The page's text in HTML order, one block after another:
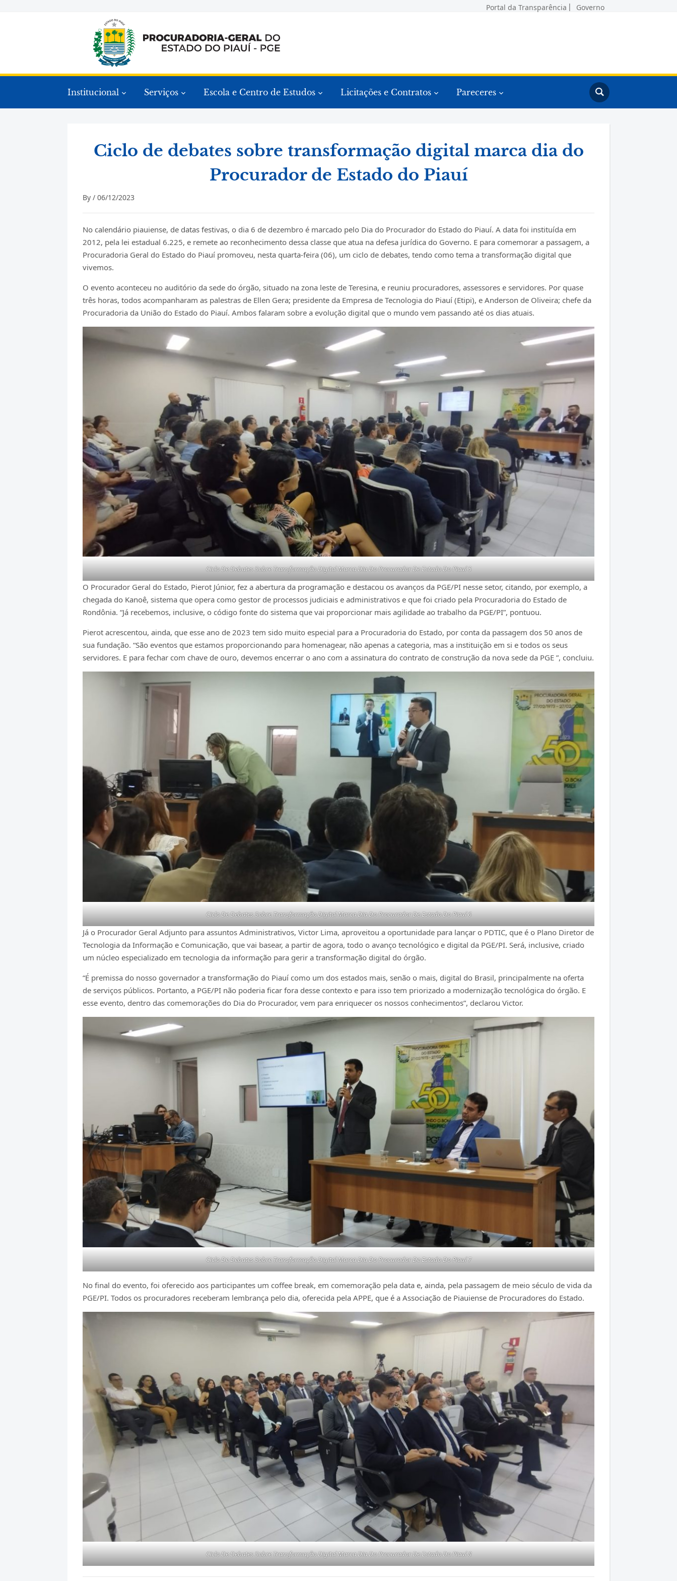
Portal da Transparência Governo
Institucional Serviços Escola e Centro de Estudos Licitações e Contratos Pareceres
Ciclo de debates sobre transformação digital marca dia do
Procurador de Estado do Piauí
By /06/12/2023
No calendário piauiense, de datas festivas, o dia 6 de dezembro é marcado pelo Dia do Procurador do Estado do Piauí. A data foi instituída em
2012, pela lei estadual 6.225, e remete ao reconhecimento dessa classe que atua na defesa jurídica do Governo. E para comemorar a passagem, a
Procuradoria Geral do Estado do Piauí promoveu, nesta quarta-feira (06), um ciclo de debates, tendo como tema a transformação digital que
vivemos.
O evento aconteceu no auditório da sede do órgão, situado na zona leste de Teresina, e reuniu procuradores, assessores e servidores. Por quase
três horas, todos acompanharam as palestras de Ellen Gera; presidente da Empresa de Tecnologia do Piauí (Etipi), e Anderson de Oliveira; chefe da
Procuradoria da União do Estado do Piauí. Ambos falaram sobre a evolução digital que o mundo vem passando até os dias atuais.
Ciclo De Debates Sobre Transformação Digital Marca Dia Do Procurador De Estado Do Piauí 5
O Procurador Geral do Estado, Pierot Júnior, fez a abertura da programação e destacou os avanços da PGE/PI nesse setor, citando, por exemplo, a
chegada do Kanoê, sistema que opera como gestor de processos judiciais e administrativos e que foi criado pela Procuradoria do Estado de
Rondônia. “Já recebemos, inclusive, o código fonte do sistema que vai proporcionar mais agilidade ao trabalho da PGE/PI”, pontuou.
Pierot acrescentou, ainda, que esse ano de 2023 tem sido muito especial para a Procuradoria do Estado, por conta da passagem dos 50 anos de
sua fundação. “São eventos que estamos proporcionando para homenagear, não apenas a categoria, mas a instituição em si e todos os seus
servidores. E para fechar com chave de ouro, devemos encerrar o ano com a assinatura do contrato de construção da nova sede da PGE ”, concluiu.
Ciclo De Debates Sobre Transformação Digital Marca Dia Do Procurador De Estado Do Piauí 6
Já o Procurador Geral Adjunto para assuntos Administrativos, Victor Lima, aproveitou a oportunidade para lançar o PDTIC, que é o Plano Diretor de
Tecnologia da Informação e Comunicação, que vai basear, a partir de agora, todo o avanço tecnológico e digital da PGE/PI. Será, inclusive, criado
um núcleo especializado em tecnologia da informação para gerir a transformação digital do órgão.
“É premissa do nosso governador a transformação do Piauí como um dos estados mais, senão o mais, digital do Brasil, principalmente na oferta
de serviços públicos. Portanto, a PGE/PI não poderia ficar fora desse contexto e para isso tem priorizado a modernização tecnológica do órgão. E
esse evento, dentro das comemorações do Dia do Procurador, vem para enriquecer os nossos conhecimentos”, declarou Victor.
Ciclo De Debates Sobre Transformação Digital Marca Dia Do Procurador De Estado Do Piauí 7
No final do evento, foi oferecido aos participantes um coffee break, em comemoração pela data e, ainda, pela passagem de meio século de vida da
PGE/PI. Todos os procuradores receberam lembrança pelo dia, oferecida pela APPE, que é a Associação de Piauiense de Procuradores do Estado.
Ciclo De Debates Sobre Transformação Digital Marca Dia Do Procurador De Estado Do Piauí 8